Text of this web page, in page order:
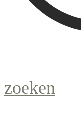
zoeken